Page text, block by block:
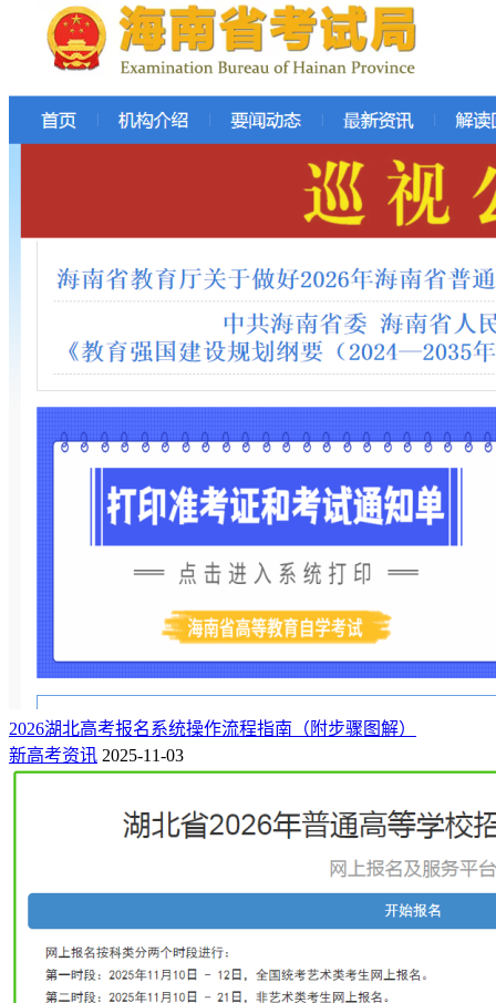
输入高考报名号、报名密码及验证码，即可登录进入到诚信承
诺书签署页面（下面以2025年为例）。
2026湖北高考报名系统操作流程指南（附步骤图解）
新高考资讯 2025-11-03